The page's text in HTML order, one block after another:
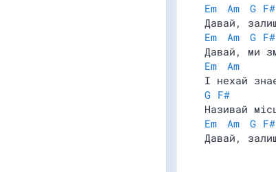
Em Am G F#
Давай,
Em
Am G F#
Давай, ми
Em
Am
І нехай
G F#
Називай
Em
Am G F#
Давай,